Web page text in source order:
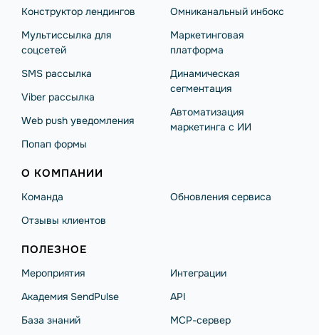
Конструктор лендингов
Мультиссылка для
соцсетей
SMS рассылка
Viber рассылка
Web push уведомления
Попап формы
Омниканальный инбокс
Маркетинговая
платформа
Динамическая
сегментация
Автоматизация
маркетинга с ИИ
О КОМПАНИИ
Команда
Отзывы клиентов
Обновления сервиса
ПОЛЕЗНОЕ
Мероприятия
Академия SendPulse
База знаний
Интеграции
API
MCP-сервер